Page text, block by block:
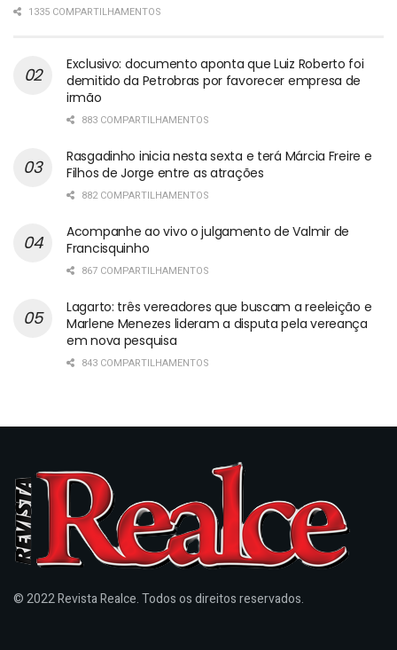
1335 COMPARTILHAMENTOS
Exclusivo: documento aponta que Luiz Roberto foi
demitido da Petrobras por favorecer empresa de
irmão
883 COMPARTILHAMENTOS
Rasgadinho inicia nesta sexta e terá Márcia Freire e
Filhos de Jorge entre as atrações
882 COMPARTILHAMENTOS
Acompanhe ao vivo o julgamento de Valmir de
Francisquinho
867 COMPARTILHAMENTOS
Lagarto: três vereadores que buscam a reeleição e
Marlene Menezes lideram a disputa pela vereança
em nova pesquisa
843 COMPARTILHAMENTOS
© 2022 Revista Realce. Todos os direitos reservados.